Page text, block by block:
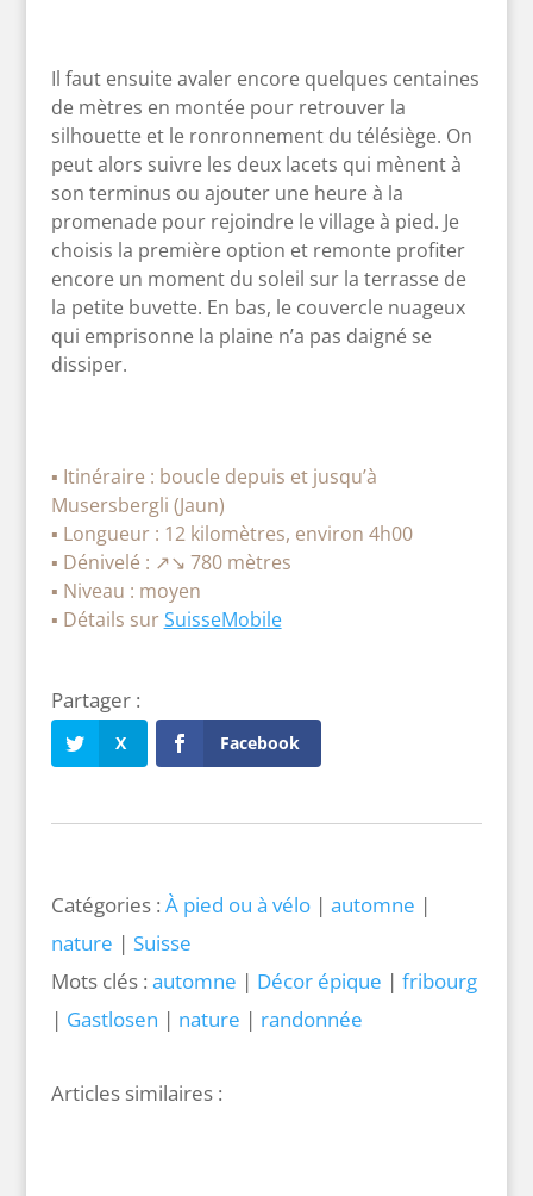
Il faut ensuite avaler encore quelques centaines
de mètres en montée pour retrouver la
silhouette et le ronronnement du télésiège. On
peut alors suivre les deux lacets qui mènent à
son terminus ou ajouter une heure à la
promenade pour rejoindre le village à pied. Je
choisis la première option et remonte profiter
encore un moment du soleil sur la terrasse de
la petite buvette. En bas, le couvercle nuageux
qui emprisonne la plaine n’a pas daigné se
dissiper.
▪︎ Itinéraire : boucle depuis et jusqu’à
Musersbergli (Jaun)
▪︎ Longueur : 12 kilomètres, environ 4h00
▪︎ Dénivelé : ↗↘ 780 mètres
▪︎ Niveau : moyen
▪︎ Détails surSuisseMobile
X Facebook
Catégories : À pied ou à vélo| automne |
nature | Suisse
Mots clés : automne | Décor épique | fribourg
| Gastlosen | nature | randonnée